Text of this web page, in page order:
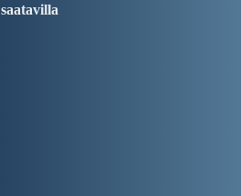
saatavilla